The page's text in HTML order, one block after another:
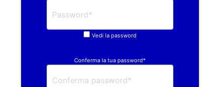
Vedi la password
Conferma la tua password*